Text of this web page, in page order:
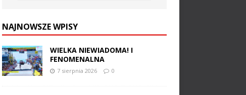
NAJNOWSZE WPISY
WIELKA NIEWIADOMA! I
FENOMENALNA
7 sierpnia 2026 0